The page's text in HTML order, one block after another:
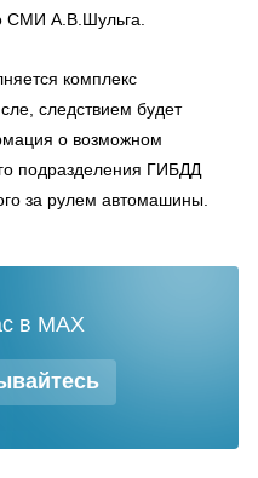
СМИ А.В.Шульга.
комплекс
следствием будет
о возможном
подразделения ГИБДД
за рулем автомашины.
в MAX